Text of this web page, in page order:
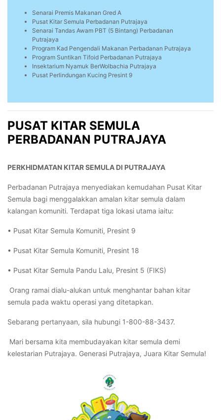
Senarai Premis Makanan Gred A
Pusat Kitar Semula Perbadanan Putrajaya
Senarai Tandas Awam PBT (5 Bintang) Perbadanan
Putrajaya
Program Kad Pengendali Makanan Perbadanan Putrajaya
Program Suntikan Tifoid Perbadanan Putrajaya
Insektarium Nyamuk BerWolbachia Putrajaya
Pusat Perlindungan Kucing Presint 9
PUSAT KITAR SEMULA
PERBADANAN PUTRAJAYA
PERKHIDMATAN KITAR SEMULA DI PUTRAJAYA
Perbadanan Putrajaya menyediakan kemudahan Pusat Kitar
Semula bagi menggalakkan amalan kitar semula dalam
kalangan komuniti. Terdapat tiga lokasi utama iaitu:
• Pusat Kitar Semula Komuniti, Presint 9
• Pusat Kitar Semula Komuniti, Presint 18
• Pusat Kitar Semula Pandu Lalu, Presint 5 (FIKS)
Orang ramai dialu-alukan untuk menghantar bahan kitar
semula pada waktu operasi yang ditetapkan.
Sebarang pertanyaan, sila hubungi 1-800-88-3437.
Mari bersama kita membudayakan kitar semula demi
kelestarian Putrajaya. Generasi Putrajaya, Juara Kitar Semula!